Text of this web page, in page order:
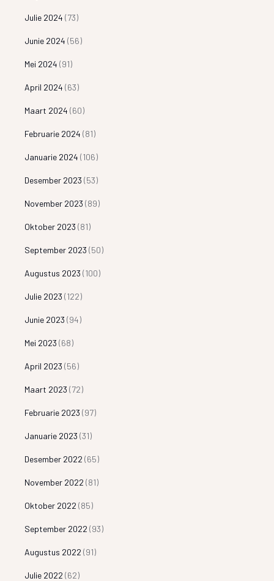
Julie 2024 (73)
Junie 2024 (56)
Mei 2024 (91)
April 2024 (63)
Maart 2024 (60)
Februarie 2024 (81)
Januarie 2024 (106)
Desember 2023 (53)
November 2023 (89)
Oktober 2023 (81)
September 2023 (50)
Augustus 2023 (100)
Julie 2023 (122)
Junie 2023 (94)
Mei 2023 (68)
April 2023 (56)
Maart 2023 (72)
Februarie 2023 (97)
Januarie 2023 (31)
Desember 2022 (65)
November 2022 (81)
Oktober 2022 (85)
September 2022 (93)
Augustus 2022 (91)
Julie 2022 (62)